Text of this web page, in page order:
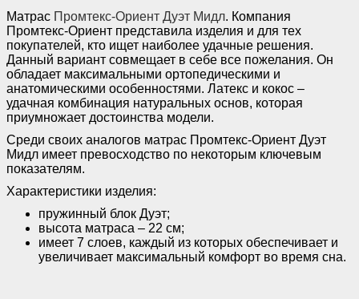
Матрас Промтекс-Ориент Дуэт Мидл. Компания
Промтекс-Ориент представила изделия и для тех
покупателей, кто ищет наиболее удачные решения.
Данный вариант совмещает в себе все пожелания. Он
обладает максимальными ортопедическими и
анатомическими особенностями. Латекс и кокос –
удачная комбинация натуральных основ, которая
приумножает достоинства модели.
Среди своих аналогов матрас Промтекс-Ориент Дуэт
Мидл имеет превосходство по некоторым ключевым
показателям.
Характеристики изделия:
пружинный блок Дуэт;
высота матраса – 22 см;
имеет 7 слоев, каждый из которых обеспечивает и
увеличивает максимальный комфорт во время сна.